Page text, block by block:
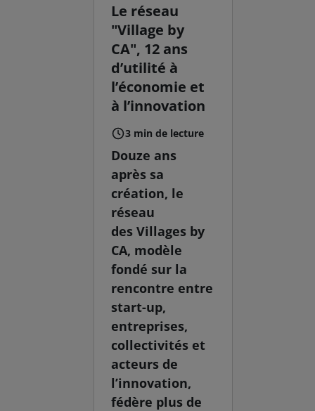
Le réseau
"Village by
CA", 12 ans
d’utilité à
l’économie et
à l’innovation
3 min de lecture
Douze ans
après sa
création, le
réseau
des Villages by
CA, modèle
fondé sur la
rencontre entre
start-up,
entreprises,
collectivités et
acteurs de
l’innovation,
fédère plus de